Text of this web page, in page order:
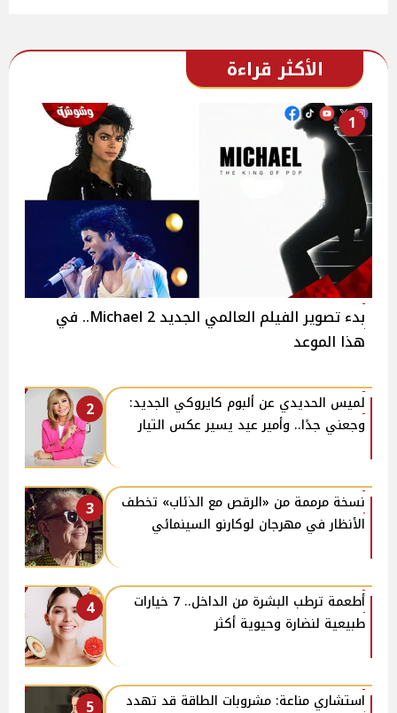
الأكثر قراءة
1
بدء تصوير الفيلم العالمي الجديد 2 Michael.. في
هذا الموعد
2
لميس الحديدي عن ألبوم كايروكي الجديد:
وجعني جدًا.. وأمير عيد يسير عكس التيار
3
نسخة مرممة من «الرقص مع الذئاب» تخطف
الأنظار في مهرجان لوكارنو السينمائي
4
أطعمة ترطب البشرة من الداخل.. 7 خيارات
طبيعية لنضارة وحيوية أكثر
5
استشاري مناعة: مشروبات الطاقة قد تهدد